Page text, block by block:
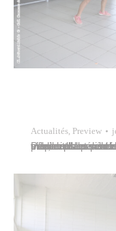
Actualités, Preview
Pendant la période scolaire, la ville de Papeete a mis en place des séances de boxe éducative les mercredis et vendredis après-midi, en faveur d’un public adolescent issu des quartiers prioritaires de la ville, dans la salle de boxe